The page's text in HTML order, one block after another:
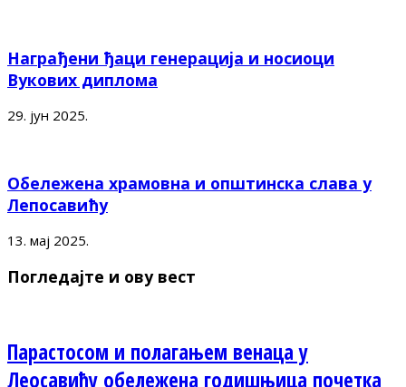
Награђени ђаци генерација и носиоци
Вукових диплома
29. јун 2025.
Обележена храмовна и општинска слава у
Лепосавићу
13. мај 2025.
Погледајте и ову вест
Парастосом и полагањем венаца у
Леосавићу обележена годишњица почетка